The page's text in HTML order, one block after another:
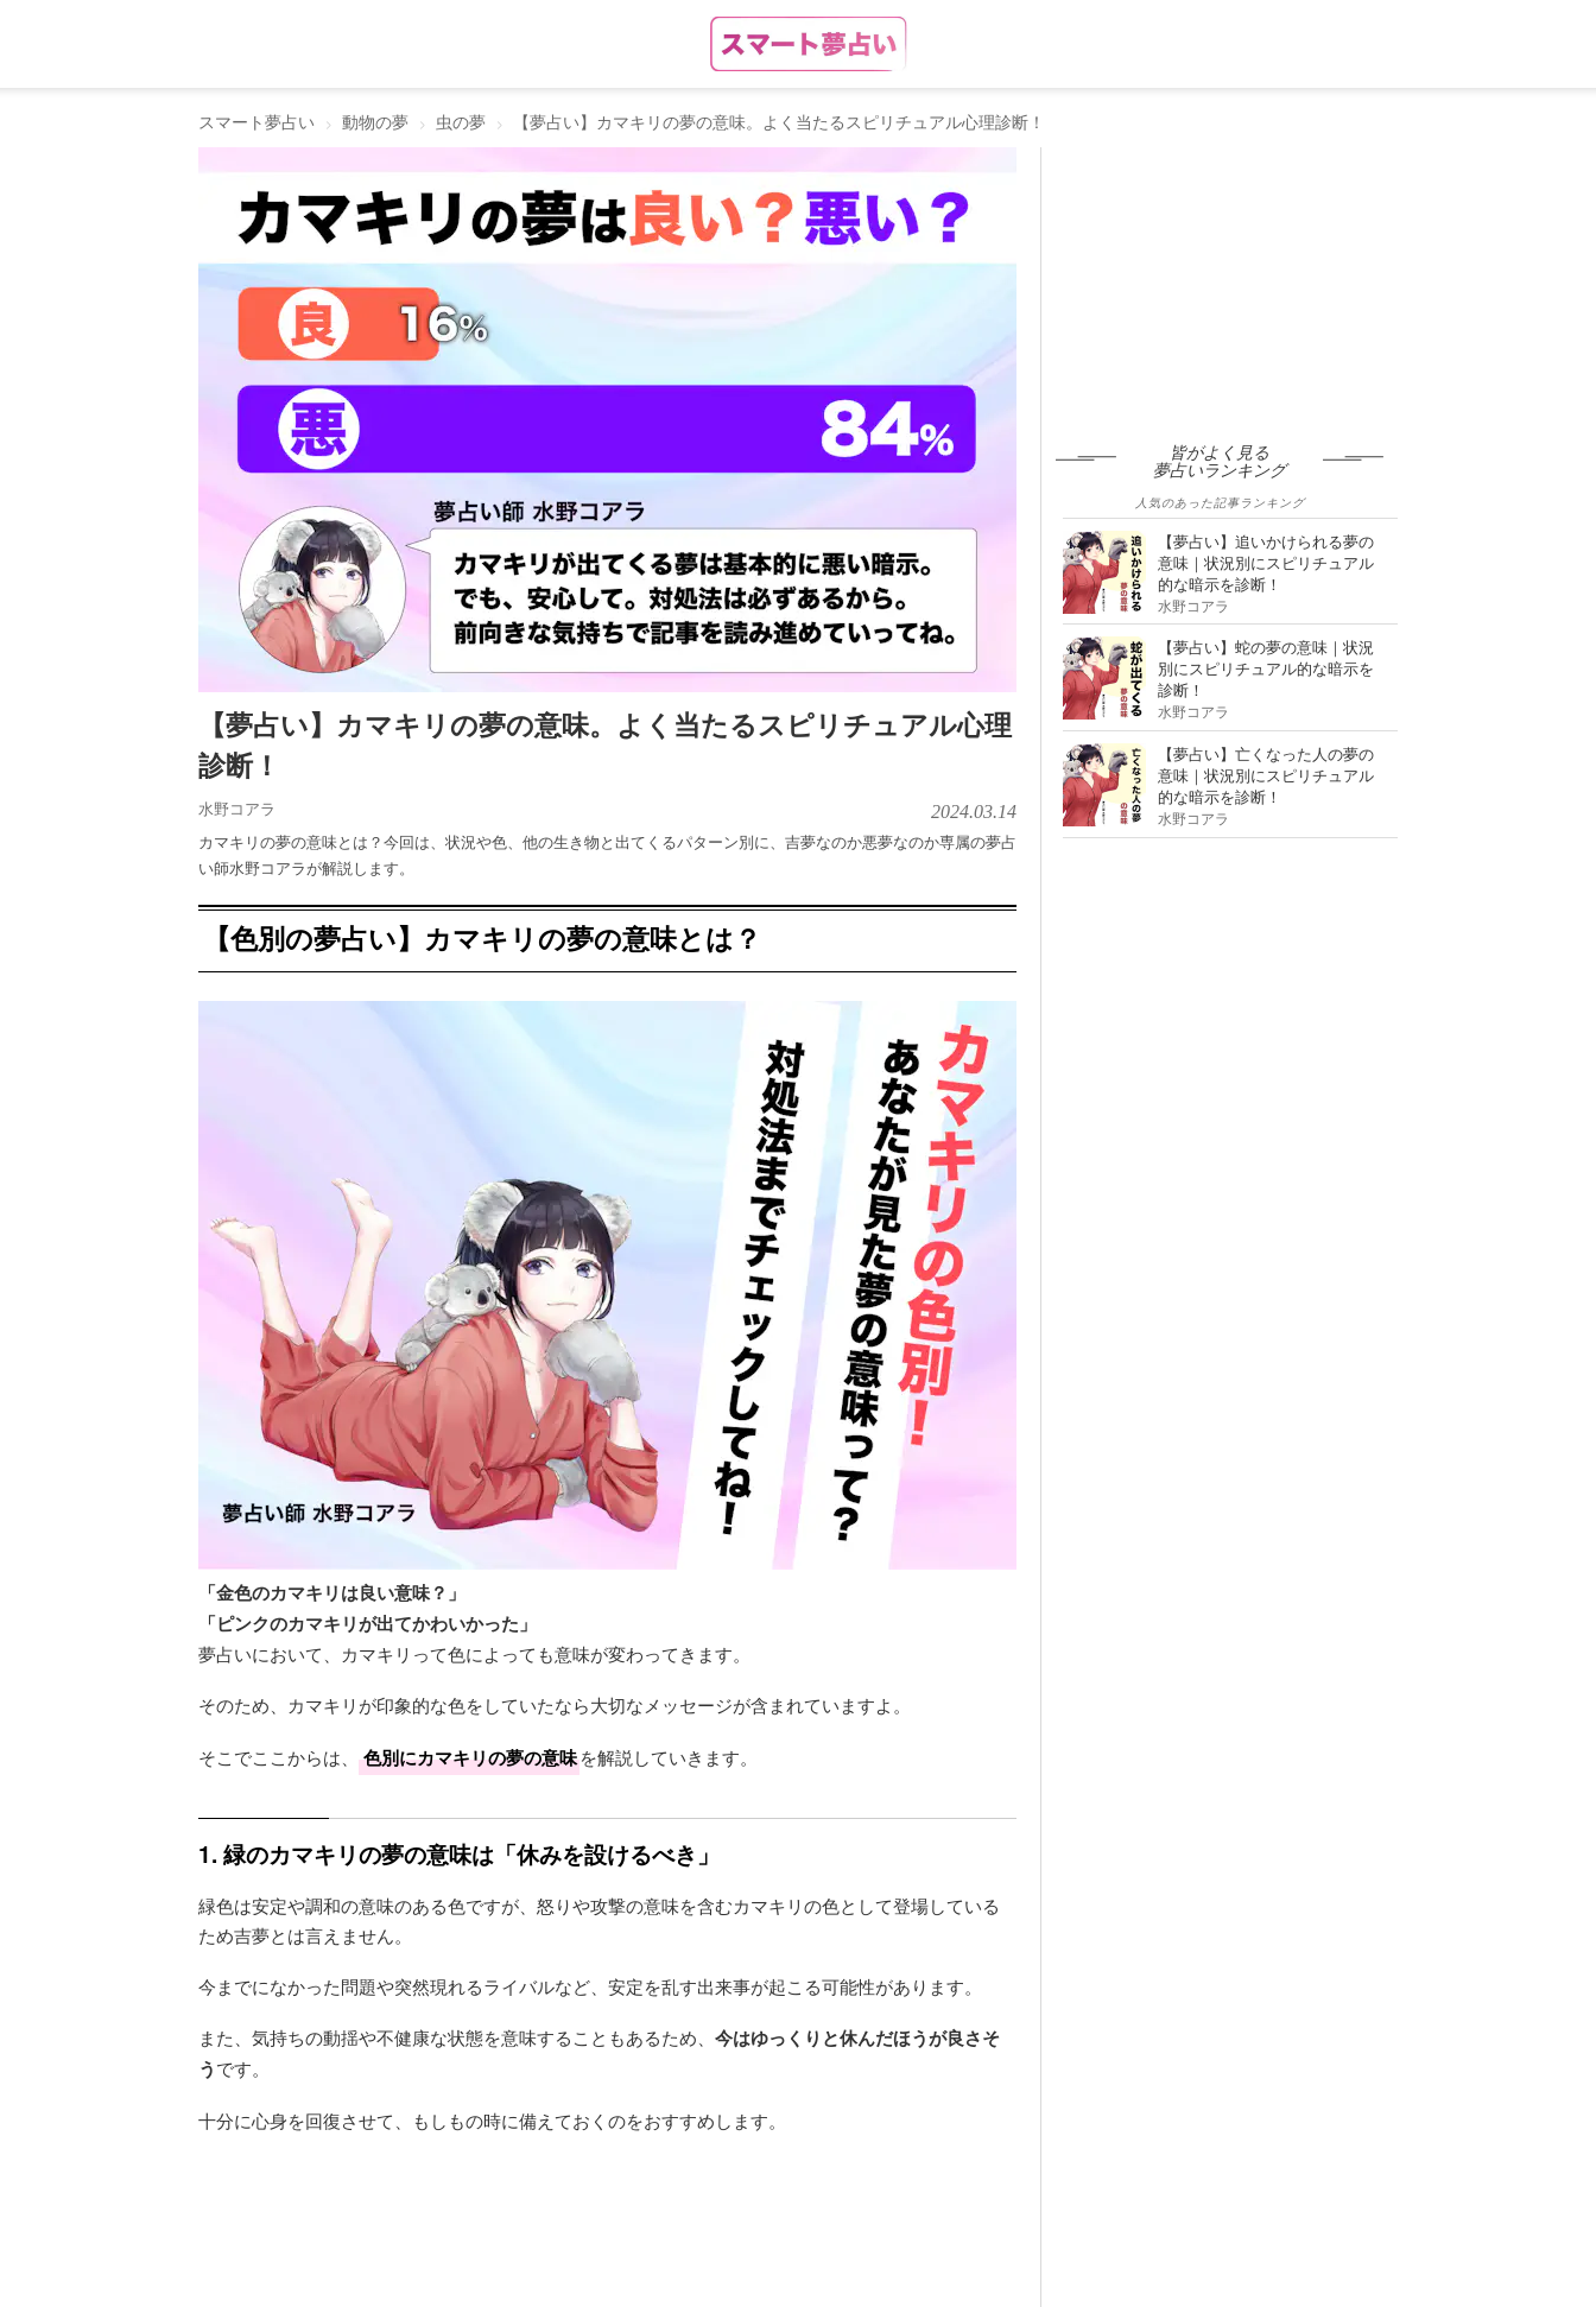
スマート夢占い 動物の夢 虫の夢 【夢占い】カマキリの夢の意味。よく当たるスピリチュアル心理診断！
【夢占い】カマキリの夢の意味。よく当たるスピリチュアル心理
診断！
水野コアラ 2024.03.14
カマキリの夢の意味とは？今回は、状況や色、他の生き物と出てくるパターン別に、吉夢なのか悪夢なのか専属の夢占
い師水野コアラが解説します。
【色別の夢占い】カマキリの夢の意味とは？
「金色のカマキリは良い意味？」
「ピンクのカマキリが出てかわいかった」
夢占いにおいて、カマキリって色によっても意味が変わってきます。
そのため、カマキリが印象的な色をしていたなら大切なメッセージが含まれていますよ。
そこでここからは、 色別にカマキリの夢の意味を解説していきます。
1. 緑のカマキリの夢の意味は「休みを設けるべき」
緑色は安定や調和の意味のある色ですが、怒りや攻撃の意味を含むカマキリの色として登場している
ため吉夢とは言えません。
今までになかった問題や突然現れるライバルなど、安定を乱す出来事が起こる可能性があります。
また、気持ちの動揺や不健康な状態を意味することもあるため、 今はゆっくりと休んだほうが良さそ
うです。
十分に心身を回復させて、もしもの時に備えておくのをおすすめします。
皆がよく見る
夢占いランキング
人気のあった記事ランキング
【夢占い】追いかけられる夢の
意味｜状況別にスピリチュアル
的な暗示を診断！
水野コアラ
【夢占い】蛇の夢の意味｜状況
別にスピリチュアル的な暗示を
診断！
水野コアラ
【夢占い】亡くなった人の夢の
意味｜状況別にスピリチュアル
的な暗示を診断！
水野コアラ